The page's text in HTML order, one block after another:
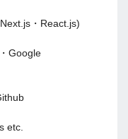
・React.js)
Google
etc.